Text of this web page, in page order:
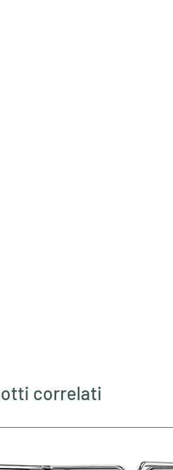
correlati